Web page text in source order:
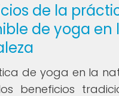
de la
de yoga en
de yoga en la
beneficios